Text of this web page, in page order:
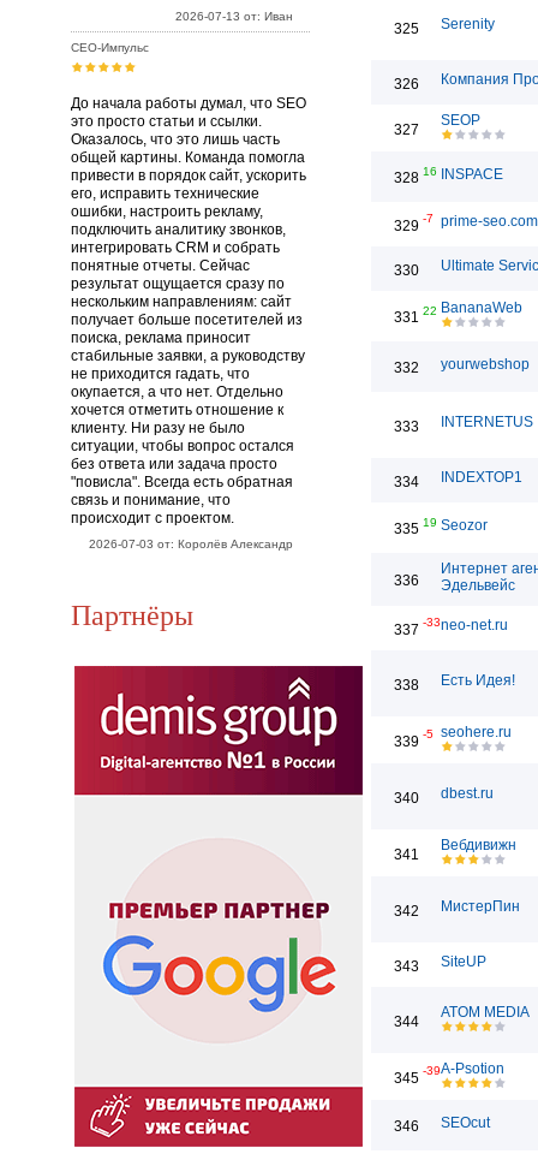
2026-07-13 от: Иван
СЕО-Импульс
До начала работы думал, что SEO
это просто статьи и ссылки.
Оказалось, что это лишь часть
общей картины. Команда помогла
привести в порядок сайт, ускорить
его, исправить технические
ошибки, настроить рекламу,
подключить аналитику звонков,
интегрировать CRM и собрать
понятные отчеты. Сейчас
результат ощущается сразу по
нескольким направлениям: сайт
получает больше посетителей из
поиска, реклама приносит
стабильные заявки, а руководству
не приходится гадать, что
окупается, а что нет. Отдельно
хочется отметить отношение к
клиенту. Ни разу не было
ситуации, чтобы вопрос остался
без ответа или задача просто
"повисла". Всегда есть обратная
связь и понимание, что
происходит с проектом.
2026-07-03 от: Королёв Александр
Партнёры
325 Serenity
326 Компания
327
SEOP
328 16 INSPACE
329 -7 prime-seo.com
330 Ultimate
331 22 BananaWeb
332 yourwebshop
333 INTERNETUS
334 INDEXTOP1
335 19 Seozor
336
Интернет
Эдельвейс
337 -33neo-net.ru
338 Есть Идея!
339 -5 seohere.ru
340 dbest.ru
341
Вебдивижн
342 МистерПин
343 SiteUP
344
ATOM MEDIA
345 -39A-Psotion
346 SEOcut